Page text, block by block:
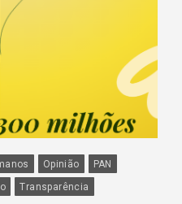
Opinião
PAN
Transparência